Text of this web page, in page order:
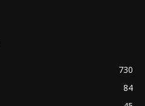
730
84